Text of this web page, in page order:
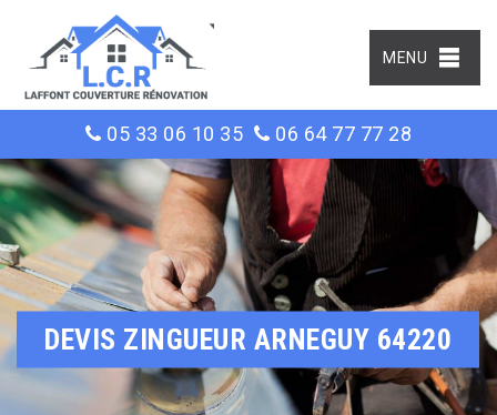
MENU
05 33 06 10 35 06 64 77 77 28
DEVIS ZINGUEUR ARNEGUY 64220